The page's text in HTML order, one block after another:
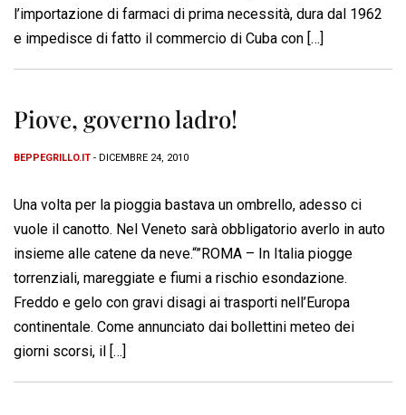
l’importazione di farmaci di prima necessità, dura dal 1962
e impedisce di fatto il commercio di Cuba con […]
Piove, governo ladro!
BEPPEGRILLO.IT - DICEMBRE 24, 2010
Una volta per la pioggia bastava un ombrello, adesso ci
vuole il canotto. Nel Veneto sarà obbligatorio averlo in auto
insieme alle catene da neve.“”ROMA – In Italia piogge
torrenziali, mareggiate e fiumi a rischio esondazione.
Freddo e gelo con gravi disagi ai trasporti nell’Europa
continentale. Come annunciato dai bollettini meteo dei
giorni scorsi, il […]